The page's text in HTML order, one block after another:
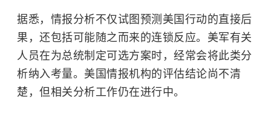
据悉，情报分析不仅试图预测美国行动的直接后
果，还包括可能随之而来的连锁反应。美军有关
人员在为总统制定可选方案时，经常会将此类分
析纳入考量。美国情报机构的评估结论尚不清
楚，但相关分析工作仍在进行中。